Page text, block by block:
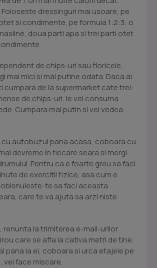
dressinguri mai usoare, pe
si condimente, pe formula 1:2:3: o
doua parti apa si trei parti otet
de chips-uri sau floricele,
mai mici si mai putine odata. Daca ai
cumpara de la supermarket cate trei-
de chips-uri, le vei consuma
Cumpara mai putin si vei vedea
cu autobuzul pana acasa, coboara cu
devreme in fiecare seara si mergi
Pentru ca e foarte greu sa faci
de exercitii fizice, asa cum e
te sa faci aceasta
care te va ajuta sa arzi niste
renunta la trimiterea e-mail-urilor
care se afla la cativa metri de tine.
pana la ei, coboara si urca etajele pe
vei face miscare.